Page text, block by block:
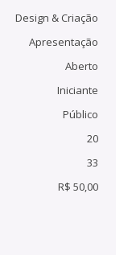
Design & Criação
Apresentação
Aberto
Iniciante
Público
20
33
R$ 50,00